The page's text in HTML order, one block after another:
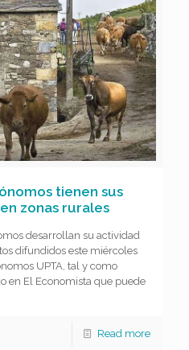
tienen sus
zonas rurales
desarrollan su actividad
difundidos este miércoles
UPTA, tal y como
en El Economista que puede
Read more